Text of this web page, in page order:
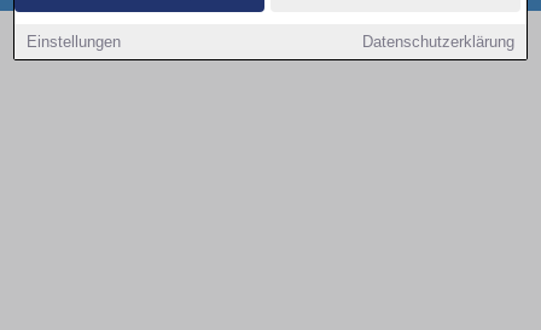
Einstellungen Datenschutzerklärung
Copyright © 2000 - 2026 | 1A Infosysteme GmbH | Content by: 1a-sites-autos